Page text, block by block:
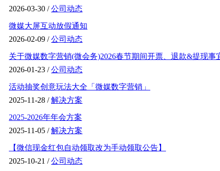
2026-03-30 /公司动态
微媒大屏互动放假通知
2026-02-09 /公司动态
关于微媒数字营销(微会务)2026春节期间开票、退款&提现事
2026-01-23 /公司动态
活动抽奖创意玩法大全「微媒数字营销」
2025-11-28 /解决方案
2025-2026年年会方案
2025-11-05 /解决方案
【微信现金红包自动领取改为手动领取公告】
2025-10-21 /公司动态